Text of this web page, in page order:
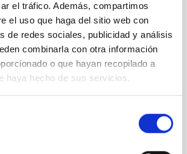
el tráfico. Además, compartimos
el uso que haga del sitio web con
de redes sociales, publicidad y análisis
combinarla con otra información
o que hayan recopilado a
haya hecho de sus servicios.
Mobility